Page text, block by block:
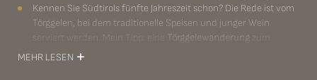
Kennen Sie Südtirols fünfte Jahreszeit schon? Die Rede ist vom
Törggelen, bei dem traditionelle Speisen und junger Wein
serviert werden. Mein Tipp: eine Törggelewanderung
Trinnerhof bei Natz-Schabs oder zum Walderhof in Natz.
MEHR LESEN